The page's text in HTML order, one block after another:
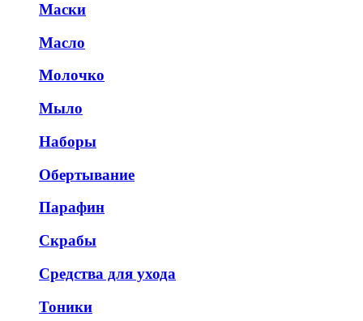
Маски
Масло
Молочко
Мыло
Наборы
Обертывание
Парафин
Скрабы
Средства для ухода
Тоники